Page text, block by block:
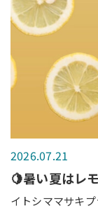
2026.07.21
🍋暑い夏はレ
イトシママサキプ